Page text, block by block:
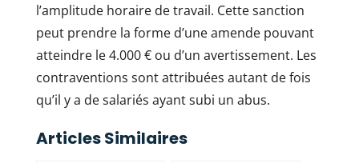
l’amplitude horaire de travail. Cette sanction
peut prendre la forme d’une amende pouvant
atteindre le 4.000 € ou d’un avertissement. Les
contraventions sont attribuées autant de fois
qu’il y a de salariés ayant subi un abus.
Articles Similaires